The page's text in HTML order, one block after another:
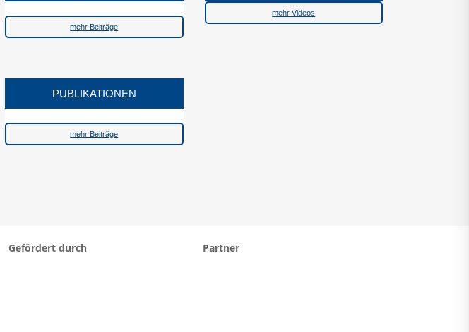
mehr Beiträge
PUBLIKATIONEN
mehr Beiträge
mehr Videos
Gefördert durch Partner